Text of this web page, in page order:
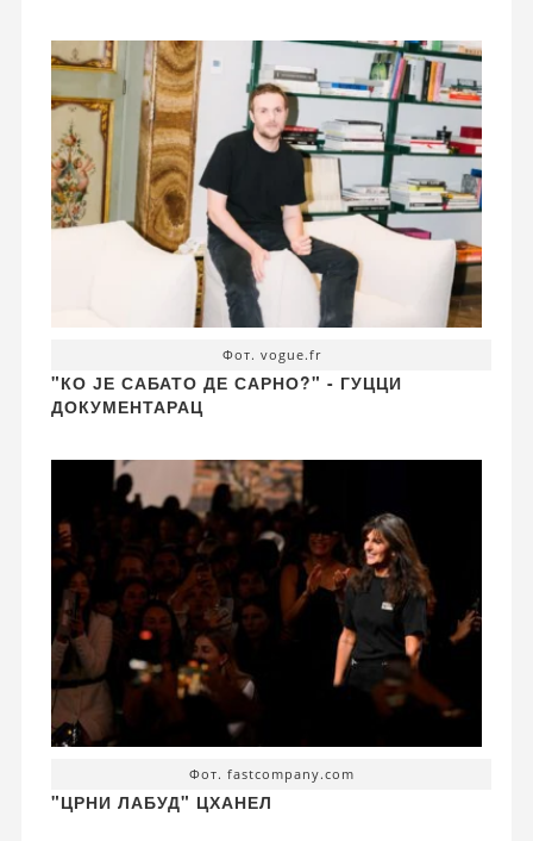
Фот. vogue.fr
"КО ЈЕ САБАТО ДЕ САРНО?" - ГУЦЦИ
ДОКУМЕНТАРАЦ
Фот. fastcompany.com
"ЦРНИ ЛАБУД" ЦХАНЕЛ